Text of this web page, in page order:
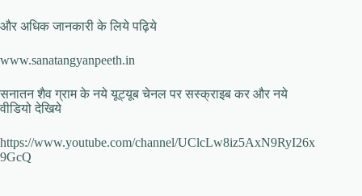
और अधिक जानकारी के लिये पढ़िये
www.sanatangyanpeeth.in
सनातन शैव ग्राम के नये यूट्यूब चेनल पर सस्क्राइब कर और नये
वीडियो देखिये
https://www.youtube.com/channel/UClcLw8iz5AxN9RyI26x
9GcQ